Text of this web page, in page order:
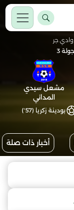
وادي جر
3
مشعل سيدي
المداني
بودينة زكريا (57')
أخبار ذات صلة